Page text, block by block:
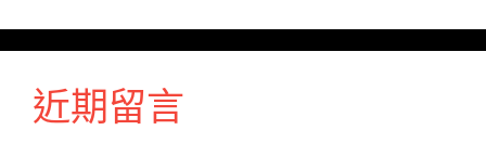
近期留言